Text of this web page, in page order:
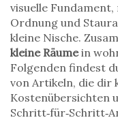
visuelle
Ordnung und
kleine Nische.
kleine Räumein
Folgenden findest
von Artikeln, die dir
Kostenübersichten